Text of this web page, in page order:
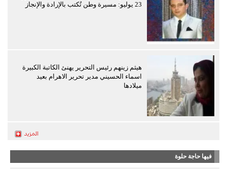
23 يوليو: مسيرة وطن تُكتب بالإرادة والإنجاز
هيثم زينهم رئيس التحرير يهنئ الكاتبة الكبيرة
اسماء الحسيني مدير تحرير الاهرام بعيد
ميلادها
فيها حاجة حلوة